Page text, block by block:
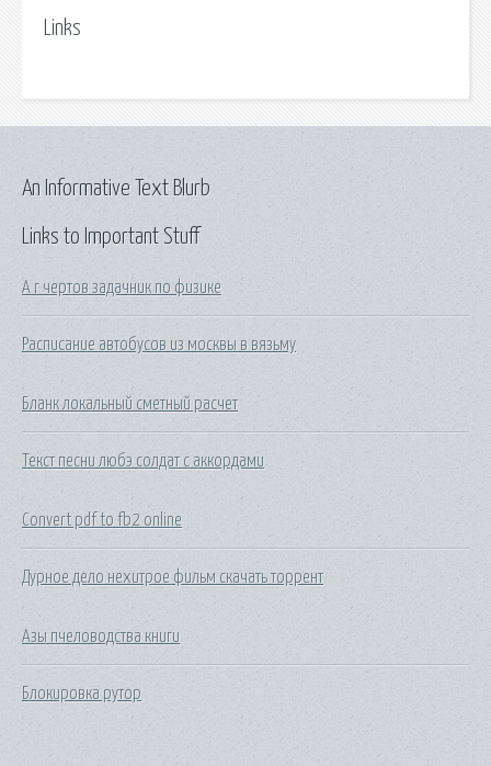
Links
Links to Important Stuff
А г чертов задачник по физике
Расписание автобусов из москвы в вязьму
Бланк локальный сметный расчет
Текст песни любэ солдат с аккордами
Convert pdf to fb2 online
Дурное дело нехитрое фильм скачать торрент
Азы пчеловодства книги
Блокировка рутор
An Informative Text Blurb